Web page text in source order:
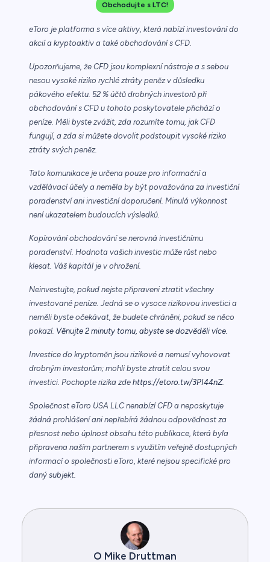
Obchodujte s LTC!
eToro je platforma s více aktivy, která nabízí investování do
akcií a kryptoaktiv a také obchodování s CFD.
Upozorňujeme, že CFD jsou komplexní nástroje a s sebou
nesou vysoké riziko rychlé ztráty peněz v důsledku
pákového efektu. 52 % účtů drobných investorů při
obchodování s CFD u tohoto poskytovatele přichází o
peníze. Měli byste zvážit, zda rozumíte tomu, jak CFD
fungují, a zda si můžete dovolit podstoupit vysoké riziko
ztráty svých peněz.
Tato komunikace je určena pouze pro informační a
vzdělávací účely a neměla by být považována za investiční
poradenství ani investiční doporučení. Minulá výkonnost
není ukazatelem budoucích výsledků.
Kopírování obchodování se nerovná investičnímu
poradenství. Hodnota vašich investic může růst nebo
klesat. Váš kapitál je v ohrožení.
Neinvestujte, pokud nejste připraveni ztratit všechny
investované peníze. Jedná se o vysoce rizikovou investici a
neměli byste očekávat, že budete chráněni, pokud se něco
pokazí. Věnujte 2 minuty tomu, abyste se dozvěděli více.
Investice do kryptoměn jsou rizikové a nemusí vyhovovat
drobným investorům; mohli byste ztratit celou svou
investici. Pochopte rizika zde https://etoro.tw/3PI44nZ.
Společnost eToro USA LLC nenabízí CFD a neposkytuje
žádná prohlášení ani nepřebírá žádnou odpovědnost za
přesnost nebo úplnost obsahu této publikace, která byla
připravena naším partnerem s využitím veřejně dostupných
informací o společnosti eToro, které nejsou specifické pro
daný subjekt.
O Mike Druttman